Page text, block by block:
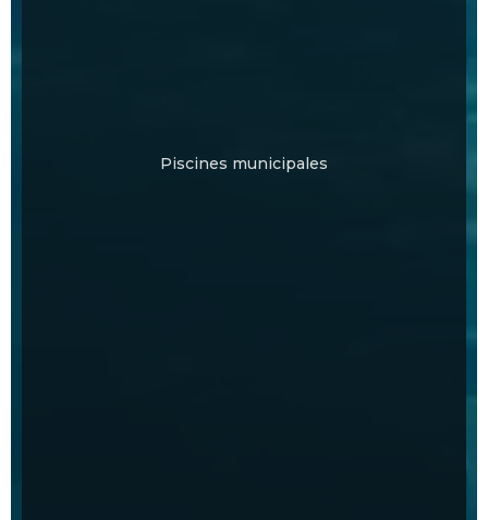
Piscines municipales